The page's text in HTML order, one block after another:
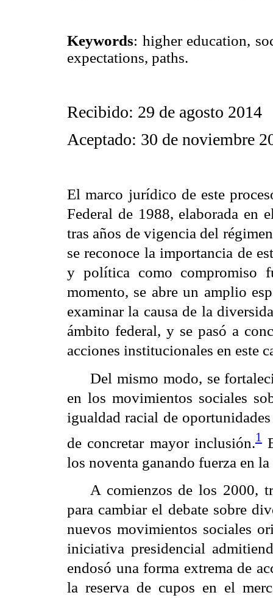
Keywords: higher education,
expectations, paths.
Recibido: 29 de agosto 2014
Aceptado: 30 de noviembre
El marco jurídico de este
Federal de 1988, elaborada en
tras años de vigencia del
se reconoce la importancia de
y política como compromiso
momento, se abre un amplio
examinar la causa de la
ámbito federal, y se pasó a
acciones institucionales en este
Del mismo modo, se
en los movimientos sociales
igualdad racial de
de concretar mayor inclusión.1
los noventa ganando fuerza en
A comienzos de los 2000,
para cambiar el debate sobre
nuevos movimientos sociales
iniciativa presidencial
endosó una forma extrema de
la reserva de cupos en el